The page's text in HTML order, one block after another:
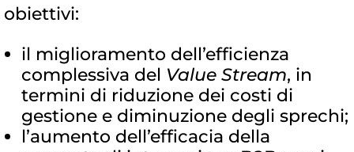
obiettivi:
il miglioramento dell’efficienza
complessiva del Value Stream, in
termini di riduzione dei costi di
gestione e diminuzione degli sprechi;
l’aumento dell’efficacia della